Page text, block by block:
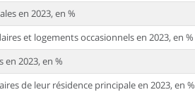
en 2023, en %
et logements occasionnels en 2023, en %
en 2023, en %
de leur résidence principale en 2023, en %